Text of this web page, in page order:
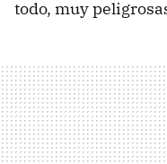
todo, muy